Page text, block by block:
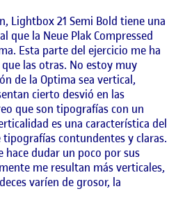
Lightbox 21 Semi Bold tiene una
que la Neue Plak Compressed
Esta parte del ejercicio me ha
las otras. No estoy muy
de la Optima sea vertical,
cierto desvió en las
que son tipografías con un
es una característica del
tipografías contundentes y claras.
hace dudar un poco por sus
me resultan más verticales,
varíen de grosor, la